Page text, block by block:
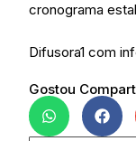
cronograma
Difusora1 com
Gostou